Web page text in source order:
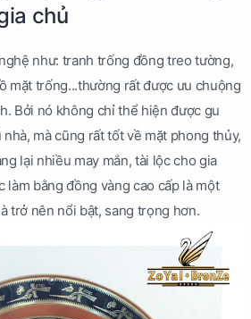
chủ
như: tranh trống đồng treo tường,
mặt trống...thường rất được ưu chuộng
Bởi nó không chỉ thể hiện được gu
mà cũng rất tốt về mặt phong thủy,
lại nhiều may mắn, tài lộc cho gia
làm bằng đồng vàng cao cấp là một
trở nên nổi bật, sang trọng hơn.